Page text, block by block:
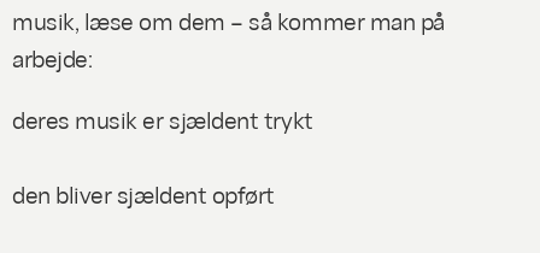
musik, læse om dem – så kommer man på
arbejde:
deres musik er sjældent trykt
den bliver sjældent opført